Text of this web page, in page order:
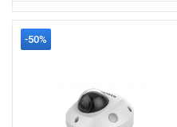
-50%